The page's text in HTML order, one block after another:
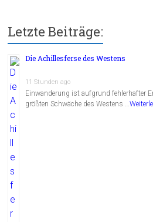
Letzte Beiträge:
Die Achillesferse des Westens
11 Stunden ago
Einwanderung ist aufgrund fehlerhafter
größten Schwäche des Westens …